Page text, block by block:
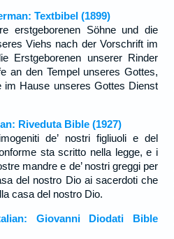
Textbibel (1899)
erstgeborenen Söhne und die
Viehs nach der Vorschrift im
Erstgeborenen unserer Rinder
an den Tempel unseres Gottes,
im Hause unseres Gottes Dienst
Riveduta Bible (1927)
de’ nostri figliuoli e del
sta scritto nella legge, e i
mandre e de’ nostri greggi per
del nostro Dio ai sacerdoti che
casa del nostro Dio.
Giovanni Diodati Bible